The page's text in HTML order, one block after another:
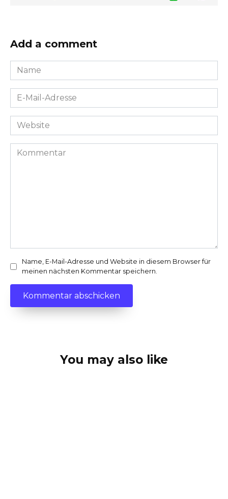
Add a comment
Name
*
E-
Mail-
Adresse
Website
Kommentar
Name, E-Mail-Adresse und Website in diesem Browser für
meinen nächsten Kommentar speichern.
You may also like